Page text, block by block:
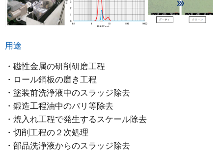
用途
・磁性金属の研削研磨工程
・ロール鋼板の磨き工程
・塗装前洗浄液中のスラッジ除去
・鍛造工程油中のバリ等除去
・焼入れ工程で発生するスケール除去
・切削工程の２次処理
・部品洗浄液からのスラッジ除去